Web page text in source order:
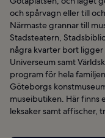
och spårvagn eller till
Närmaste grannar till
Stadsteatern,
några kvarter bort
Universeum samt
program för hela
Göteborgs
museibutiken. Här finns
leksaker samt affischer,